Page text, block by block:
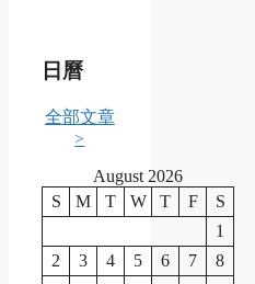
日曆
全部文章
>
August 2026
S
M T W T F
S
1
2
3 4 5 6 7
8